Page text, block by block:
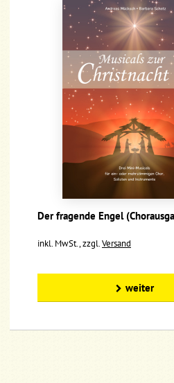
Der fragende Engel
inkl. MwSt., zzgl.Versand
weiter